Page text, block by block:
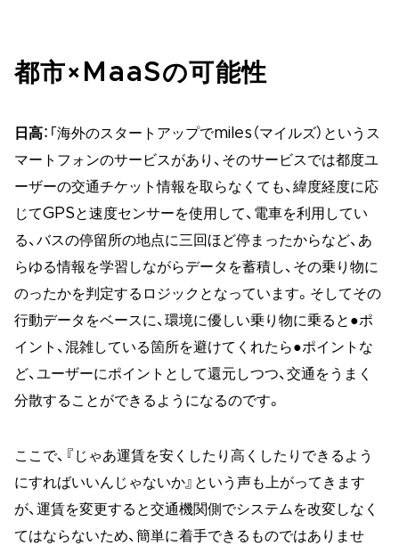
都市×MaaSの可能性
日高：「海外のスタートアップでmiles（マイルズ）というス
マートフォンのサービスがあり、そのサービスでは都度ユ
ーザーの交通チケット情報を取らなくても、緯度経度に応
じてGPSと速度センサーを使用して、電車を利用してい
る、バスの停留所の地点に三回ほど停まったからなど、あ
らゆる情報を学習しながらデータを蓄積し、その乗り物に
のったかを判定するロジックとなっています。そしてその
行動データをベースに、環境に優しい乗り物に乗ると●ポ
イント、混雑している箇所を避けてくれたら●ポイントな
ど、ユーザーにポイントとして還元しつつ、交通をうまく
分散することができるようになるのです。
ここで、『じゃあ運賃を安くしたり高くしたりできるよう
にすればいいんじゃないか』という声も上がってきます
が、運賃を変更すると交通機関側でシステムを改変しなく
てはならないため、簡単に着手できるものではありませ